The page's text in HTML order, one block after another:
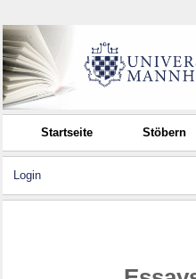
Startseite Stöbern
Login